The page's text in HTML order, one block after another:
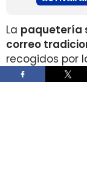
La paquetería
correo
recogidos por
Mercados y